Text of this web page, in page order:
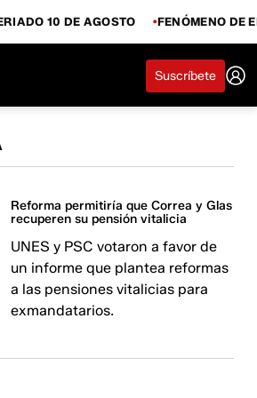
10 DE AGOSTO FENÓMENO DE
Suscríbete
Reforma permitiría que Correa y Glas
recuperen su pensión vitalicia
UNES y PSC votaron a favor de
un informe que plantea reformas
a las pensiones vitalicias para
exmandatarios.